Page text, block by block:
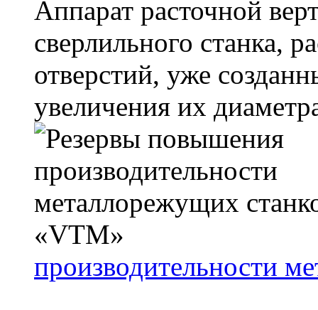
Аппарат расточной
сверлильного станка,
отверстий, уже
увеличения их
производительности